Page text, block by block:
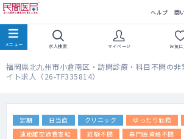
ヘルプ 問
求人検索 マイページ お気に
福岡県北九州市小倉南区・訪問診療・科目不問の
イト求人（26-TF335814）
定期 日当直 クリニック ゆったり勤務
遠距離交通費支給
経験不問 専門医資格不問